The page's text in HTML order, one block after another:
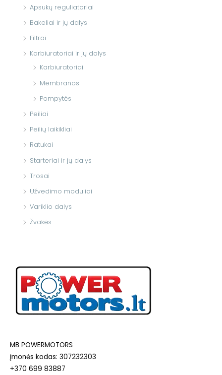
Apsukų reguliatoriai
Bakeliai ir jų dalys
Filtrai
Karbiuratoriai ir jų dalys
Karbiuratoriai
Membranos
Pompytės
Peiliai
Peilių laikikliai
Ratukai
Starteriai ir jų dalys
Trosai
Užvedimo moduliai
Variklio dalys
Žvakės
MB POWERMOTORS
Įmonės kodas: 307232303
+370 699 83887